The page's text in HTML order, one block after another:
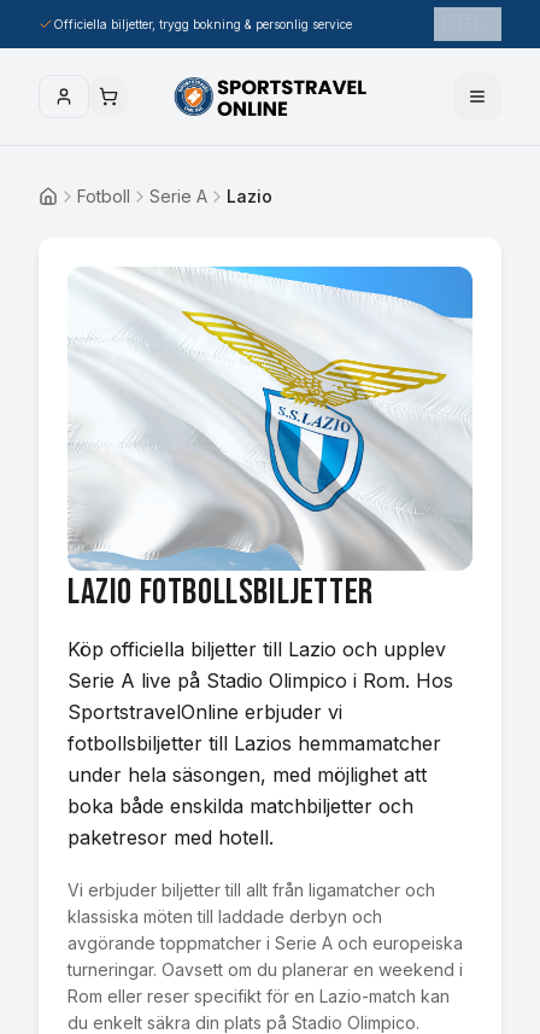
Officiella biljetter, trygg bokning & personlig service
Hem Fotboll Serie A Lazio
Lazio Fotbollsbiljetter
Köp officiella biljetter till Lazio och upplev
Serie A live på Stadio Olimpico i Rom. Hos
SportstravelOnline erbjuder vi
fotbollsbiljetter till Lazios hemmamatcher
under hela säsongen, med möjlighet att
boka både enskilda matchbiljetter och
paketresor med hotell.
Vi erbjuder biljetter till allt från ligamatcher och
klassiska möten till laddade derbyn och
avgörande toppmatcher i Serie A och europeiska
turneringar. Oavsett om du planerar en weekend i
Rom eller reser specifikt för en Lazio-match kan
du enkelt säkra din plats på Stadio Olimpico.